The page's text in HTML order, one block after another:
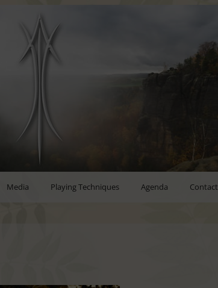
Media Playing Techniques Agenda Contact